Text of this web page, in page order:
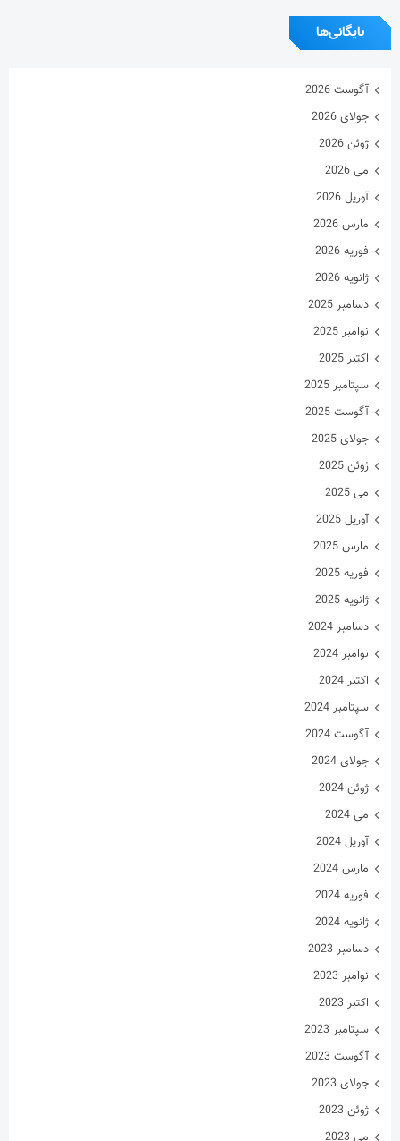
بایگانی‌ها
آگوست 2026
جولای 2026
ژوئن 2026
می 2026
آوریل 2026
مارس 2026
فوریه 2026
ژانویه 2026
دسامبر 2025
نوامبر 2025
اکتبر 2025
سپتامبر 2025
آگوست 2025
جولای 2025
ژوئن 2025
می 2025
آوریل 2025
مارس 2025
فوریه 2025
ژانویه 2025
دسامبر 2024
نوامبر 2024
اکتبر 2024
سپتامبر 2024
آگوست 2024
جولای 2024
ژوئن 2024
می 2024
آوریل 2024
مارس 2024
فوریه 2024
ژانویه 2024
دسامبر 2023
نوامبر 2023
اکتبر 2023
سپتامبر 2023
آگوست 2023
جولای 2023
ژوئن 2023
می 2023